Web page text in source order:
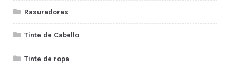
Rasuradoras
Tinte de Cabello
Tinte de ropa